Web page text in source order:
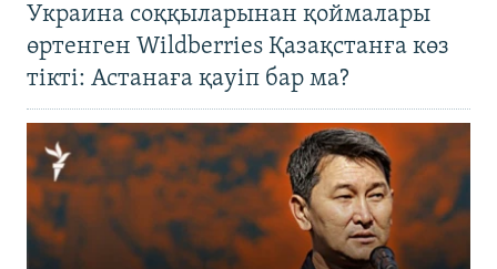
Украина соққыларынан қоймалары
өртенген Wildberries Қазақстанға көз
тікті: Астанаға қауіп бар ма?